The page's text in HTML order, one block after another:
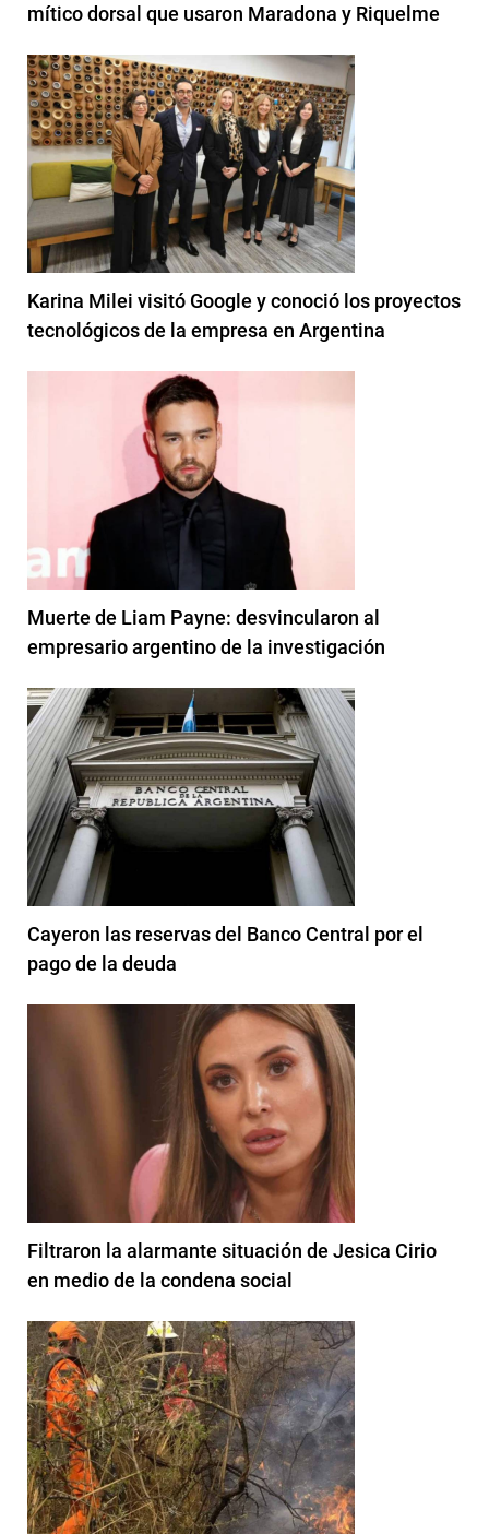
mítico dorsal que usaron Maradona y Riquelme
Karina Milei visitó Google y conoció los proyectos
tecnológicos de la empresa en Argentina
Muerte de Liam Payne: desvincularon al
empresario argentino de la investigación
Cayeron las reservas del Banco Central por el
pago de la deuda
Filtraron la alarmante situación de Jesica Cirio
en medio de la condena social